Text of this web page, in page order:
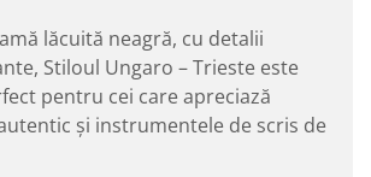
lăcuită neagră, cu detalii
Stiloul Ungaro – Trieste este
pentru cei care apreciază
și instrumentele de scris de